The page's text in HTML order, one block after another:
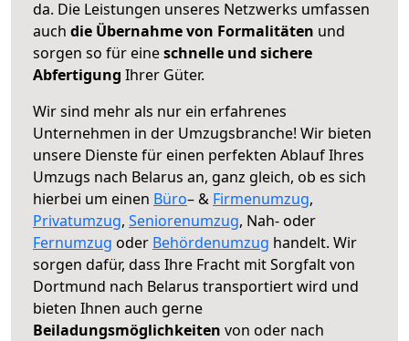
da. Die Leistungen unseres Netzwerks umfassen
auch die Übernahme von Formalitäten und
sorgen so für eineschnelle und sichere
Abfertigung Ihrer Güter.
Wir sind mehr als nur ein erfahrenes
Unternehmen in der Umzugsbranche! Wir bieten
unsere Dienste für einen perfekten Ablauf Ihres
Umzugs nach Belarus an, ganz gleich, ob es sich
hierbei um einen Büro– & Firmenumzug,
Privatumzug, Seniorenumzug, Nah- oder
Fernumzug oder Behördenumzug handelt. Wir
sorgen dafür, dass Ihre Fracht mit Sorgfalt von
Dortmund nach Belarus transportiert wird und
bieten Ihnen auch gerne
Beiladungsmöglichkeiten von oder nach